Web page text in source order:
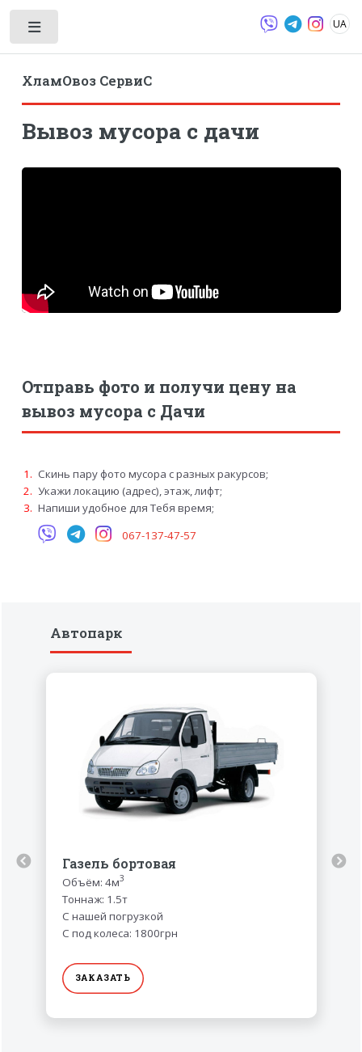
ХламОвоз СервиС
UA
Вывоз мусора с дачи
Отправь фото и получи цену на
вывоз мусора с Дачи
Скинь пару фото мусора с разных ракурсов;
Укажи локацию (адрес), этаж, лифт;
Напиши удобное для Тебя время;
067-137-47-57
Автопарк
Газель бортовая
Объём: 4м3
Тоннаж: 1.5т
С нашей погрузкой
С под колеса: 1800грн
ЗАКАЗАТЬ